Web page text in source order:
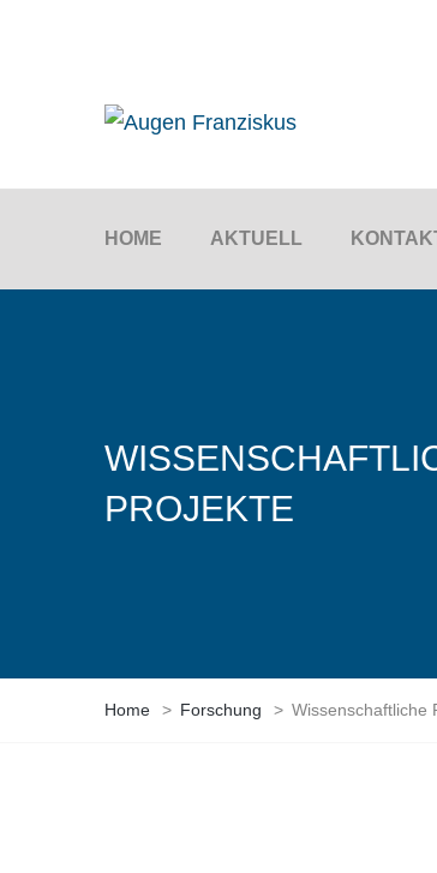
HOME AKTUELL
PROJEKTE
Home > Forschung > Wissenschaftliche